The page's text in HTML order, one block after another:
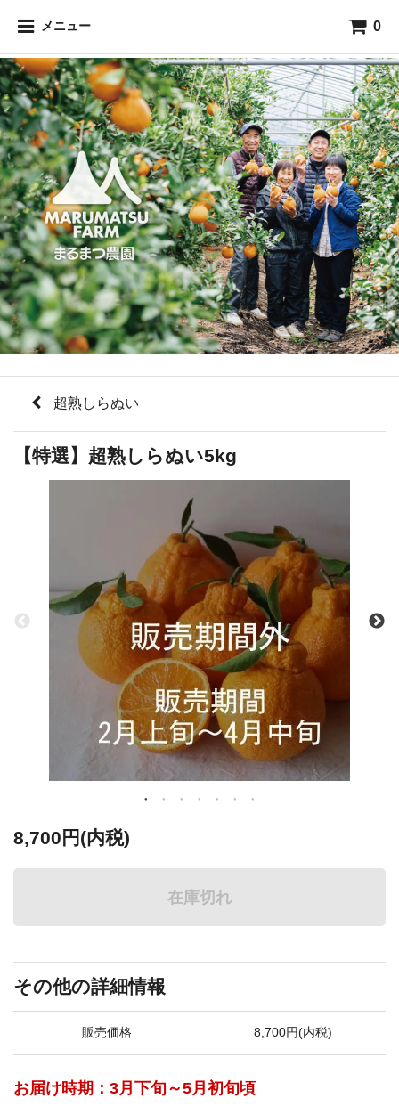
メニュー 0
超熟しらぬい
【特選】超熟しらぬい5kg
8,700円(内税)
在庫切れ
その他の詳細情報
販売価格 8,700円(内税)
お届け時期：3月下旬～5月初旬頃